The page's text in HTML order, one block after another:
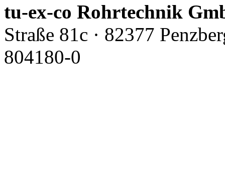
tu-ex-co Rohrtechnik
Straße 81c · 82377
804180-0